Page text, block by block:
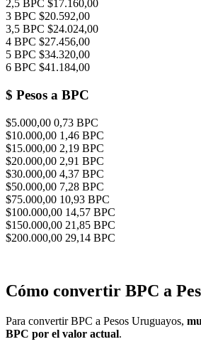
2,5 BPC $17.160,00
3 BPC $20.592,00
3,5 BPC $24.024,00
4 BPC $27.456,00
5 BPC $34.320,00
6 BPC $41.184,00
$ Pesos a BPC
$5.000,00 0,73 BPC
$10.000,00 1,46 BPC
$15.000,00 2,19 BPC
$20.000,00 2,91 BPC
$30.000,00 4,37 BPC
$50.000,00 7,28 BPC
$75.000,00 10,93 BPC
$100.000,00 14,57 BPC
$150.000,00 21,85 BPC
$200.000,00 29,14 BPC
Cómo convertir BPC a
Para convertir BPC a Pesos Uruguayos,
BPC por el valor actual.